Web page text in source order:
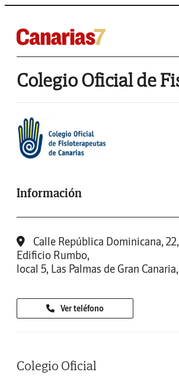
Información
Calle República Dominicana, 22,
Edificio Rumbo,
local 5, Las Palmas de Gran Canaria,
Ver teléfono
Colegio Oficial